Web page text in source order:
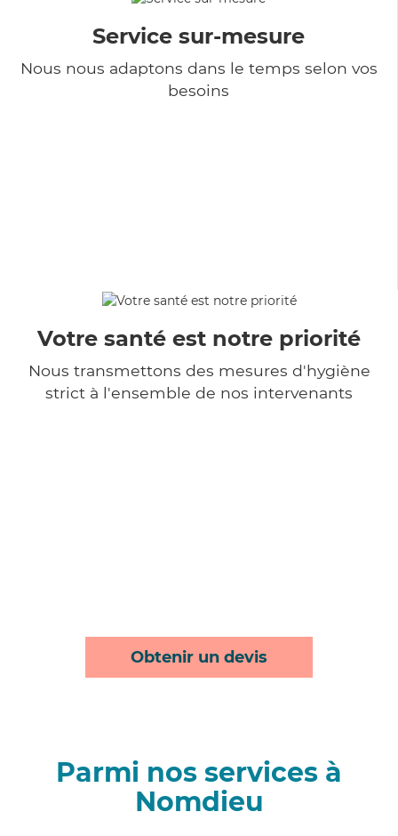
Service sur-mesure
Nous nous adaptons dans le temps selon vos
besoins
Votre santé est notre priorité
Nous transmettons des mesures d'hygiène
strict à l'ensemble de nos intervenants
Obtenir un devis
Parmi nos services à
Nomdieu